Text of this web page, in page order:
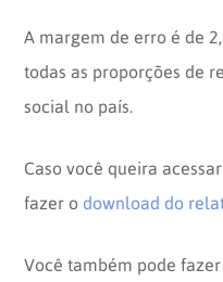
A margem de erro é de
todas as proporções de
social no país.
Caso você queira
fazer o download do
Você também pode fazer